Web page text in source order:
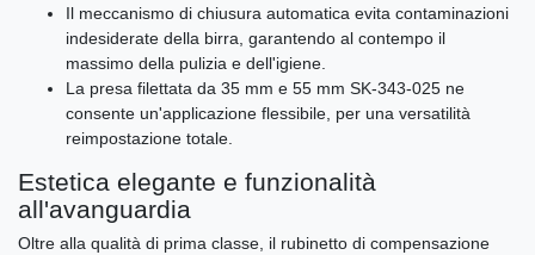
Il meccanismo di chiusura automatica evita contaminazioni
indesiderate della birra, garantendo al contempo il
massimo della pulizia e dell'igiene.
La presa filettata da 35 mm e 55 mm SK-343-025 ne
consente un'applicazione flessibile, per una versatilità
reimpostazione totale.
Estetica elegante e funzionalità
all'avanguardia
Oltre alla qualità di prima classe, il rubinetto di compensazione